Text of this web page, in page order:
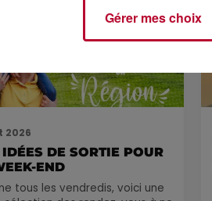
2026
DE SORTIE POUR
END
tous les vendredis, voici une
Gérer mes choix